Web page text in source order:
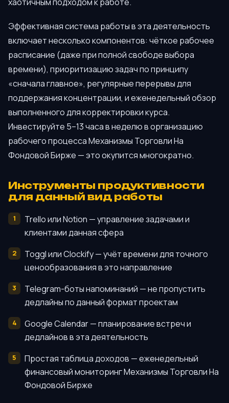
Эффективная система работы в эта деятельность
включает несколько компонентов: чёткое рабочее
расписание (даже при полной свободе выбора
времени), приоритизацию задач по принципу
«сначала главное», регулярные перерывы для
поддержания концентрации, и еженедельный обзор
выполненного для корректировки курса.
Инвестируйте 5–13 часа в неделю в организацию
рабочего процесса Механизмы Торговли На
Фондовой Бирже — это окупится многократно.
Инструменты продуктивности
для данный вид работы
Trello или Notion — управление задачами и
клиентами данная сфера
Toggl или Clockify — учёт времени для точного
ценообразования в это направление
Telegram-боты напоминаний — не пропустить
дедлайны по данный формат проектам
Google Calendar — планирование встреч и
дедлайнов в эта деятельность
Простая таблица доходов — еженедельный
финансовый мониторинг Механизмы Торговли На
Фондовой Бирже